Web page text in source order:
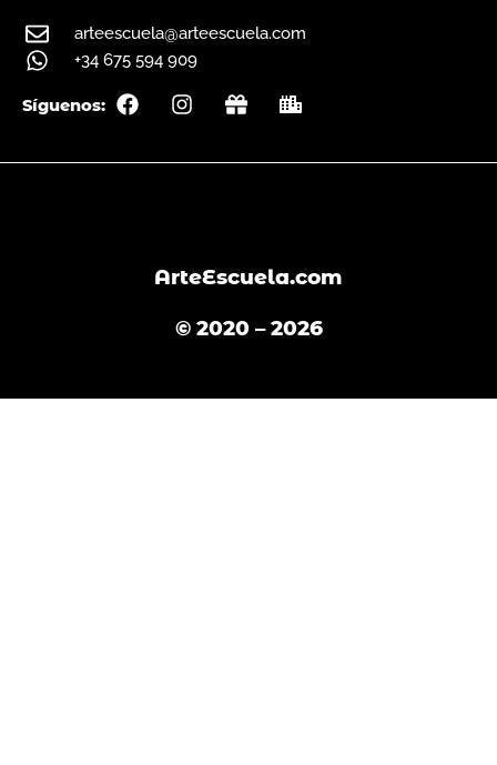
arteescuela@arteescuela.com
+34 675 594 909
Síguenos:
F
a
e
I
n
t
m
G
i
t
C
i
y
ArteEscuela.com
© 2020 – 2026